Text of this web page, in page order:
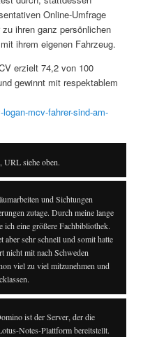
Online-Umfrage
ihren ganz persönlichen
ihrem eigenen Fahrzeug.
erzielt 74,2 von 100
gewinnt mit respektablem
mcv-fahrer-sind-am-
siehe oben.
und Sichtungen
zutage. Durch meine lange
ich eine größere Fachbibliothek.
aber sehr schnell und somit hatte
nicht mit nach Schweden
viel zu viel mitzunehmen und
ist der Server, der die
Notes-Plattform bereitstellt.